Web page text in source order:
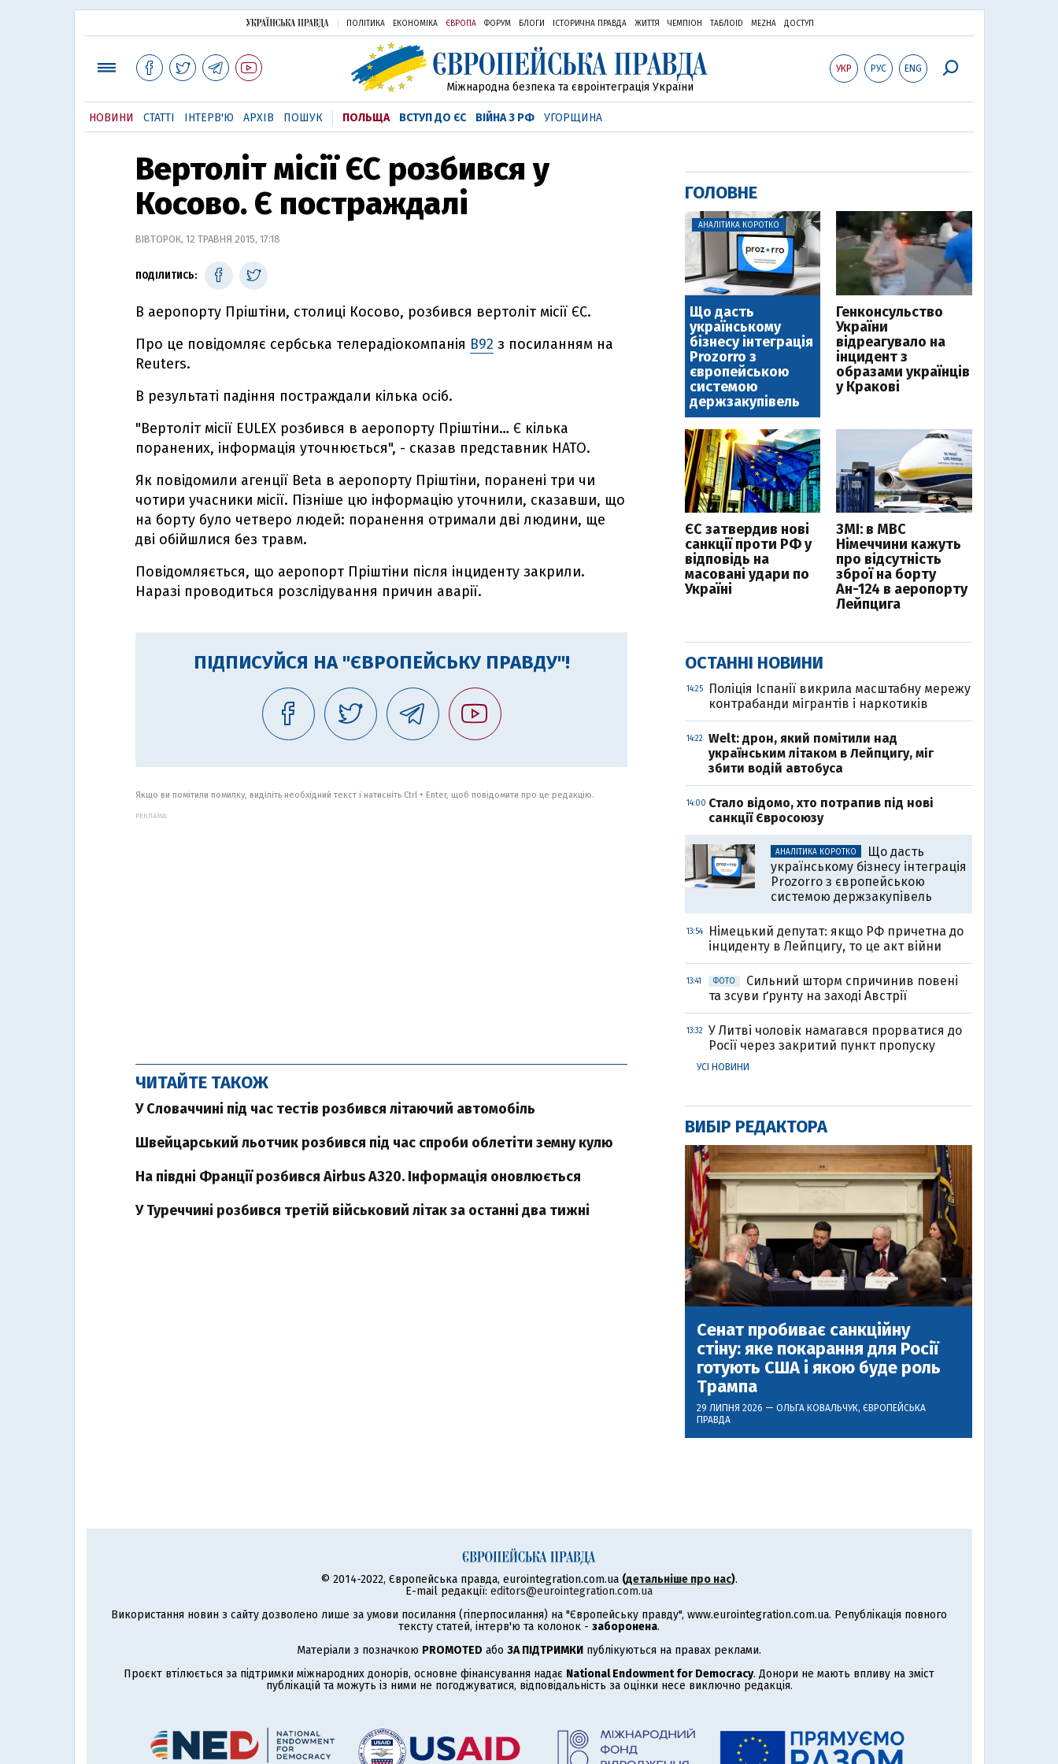
ПОЛІТИКА ЕКОНОМІКА ЄВРОПА ФОРУМ БЛОГИ ІСТОРИЧНА ПРАВДА ЖИТТЯ ЧЕМПІОН ТАБЛОID MEZHA ДОСТУП
УКР РУС ENG
Міжнародна безпека та євроінтеграція України
НОВИНИ СТАТТІ ІНТЕРВ'Ю АРХІВ ПОШУК ПОЛЬЩА ВСТУП ДО ЄС ВІЙНА З РФ УГОРЩИНА
Вертоліт місії ЄС розбився у
Косово. Є постраждалі
ВІВТОРОК, 12 ТРАВНЯ 2015, 17:18
ПОДІЛИТИСЬ:
В аеропорту Пріштіни, столиці Косово, розбився вертоліт місії ЄС.
Про це повідомляє сербська телерадіокомпанія B92 з посиланням на
Reuters.
В результаті падіння постраждали кілька осіб.
"Вертоліт місії EULEX розбився в аеропорту Пріштіни… Є кілька
поранених, інформація уточнюється", - сказав представник НАТО.
Як повідомили агенції Beta в аеропорту Пріштіни, поранені три чи
чотири учасники місії. Пізніше цю інформацію уточнили, сказавши, що
на борту було четверо людей: поранення отримали дві людини, ще
дві обійшлися без травм.
Повідомляється, що аеропорт Пріштіни після інциденту закрили.
Наразі проводиться розслідування причин аварії.
ПІДПИСУЙСЯ НА "ЄВРОПЕЙСЬКУ ПРАВДУ"!
Якщо ви помітили помилку, виділіть необхідний текст і натисніть Ctrl + Enter, щоб повідомити про це редакцію.
РЕКЛАМА:
ЧИТАЙТЕ ТАКОЖ
У Словаччині під час тестів розбився літаючий автомобіль
Швейцарський льотчик розбився під час спроби облетіти земну кулю
На півдні Франції розбився Airbus A320. Інформація оновлюється
У Туреччині розбився третій військовий літак за останні два тижні
ГОЛОВНЕ
АНАЛІТИКА КОРОТКО
Що дасть
українському
бізнесу інтеграція
Prozorro з
європейською
системою
держзакупівель
Генконсульство
України
відреагувало на
інцидент з
образами українців
у Кракові
ЄС затвердив нові
санкції проти РФ у
відповідь на
масовані удари по
Україні
ЗМІ: в МВС
Німеччини кажуть
про відсутність
зброї на борту
Ан-124 в аеропорту
Лейпцига
ОСТАННІ НОВИНИ
14:25
Поліція Іспанії викрила масштабну мережу
контрабанди мігрантів і наркотиків
14:22
Welt: дрон, який помітили над
українським літаком в Лейпцигу, міг
збити водій автобуса
14:00 Стало відомо, хто потрапив під нові
санкції Євросоюзу
АНАЛІТИКА КОРОТКО
Що дасть
українському бізнесу інтеграція
Prozorro з європейською
системою держзакупівель
13:54
Німецький депутат: якщо РФ причетна до
інциденту в Лейпцигу, то це акт війни
13:41 ФОТО
Сильний шторм спричинив повені
та зсуви ґрунту на заході Австрії
13:32
У Литві чоловік намагався прорватися до
Росії через закритий пункт пропуску
УСІ НОВИНИ
ВИБІР РЕДАКТОРА
Сенат пробиває санкційну
стіну: яке покарання для Росії
готують США і якою буде роль
Трампа
29 ЛИПНЯ 2026 — ОЛЬГА КОВАЛЬЧУК, ЄВРОПЕЙСЬКА
ПРАВДА
© 2014-2022, Європейська правда, eurointegration.com.ua (детальніше про нас).
E-mail редакції: editors@eurointegration.com.ua
Використання новин з сайту дозволено лише за умови посилання (гіперпосилання) на "Європейську правду", www.eurointegration.com.ua. Републікація повного
тексту статей, інтерв'ю та колонок - заборонена.
Матеріали з позначкою PROMOTED або ЗА ПІДТРИМКИ публікуються на правах реклами.
Проєкт втілюється за підтримки міжнародних донорів, основне фінансування надає National Endowment for Democracy. Донори не мають впливу на зміст
публікацій та можуть із ними не погоджуватися, відповідальність за оцінки несе виключно редакція.